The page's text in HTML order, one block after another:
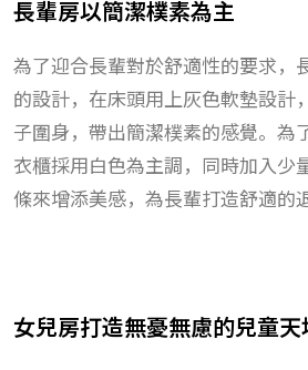
長輩房以簡潔樸素為主
為了迎合長輩對於舒適性的要求，
的設計，在床頭用上灰色軟墊設計
子圍身，帶出簡潔樸素的感覺。為
衣櫃採用白色為主調，同時加入少
條來增添美感，為長輩打造舒適的
女兒房打造無憂無慮的兒童天